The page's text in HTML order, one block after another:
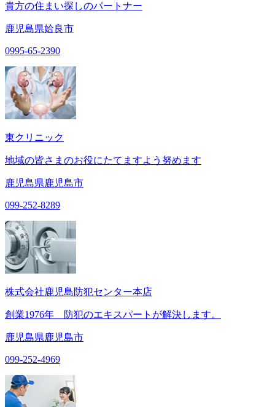
貴方の住まい探しのパートナー
鹿児島県姶良市
0995-65-2390
東クリニック
地域の皆さまのお役にたてますよう努めます
鹿児島県鹿児島市
099-252-8289
株式会社鹿児島防犯センター本店
創業1976年 防犯のエキスパートが解決します。
鹿児島県鹿児島市
099-252-4969